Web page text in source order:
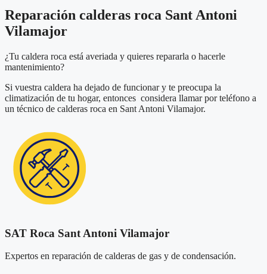
Reparación calderas roca Sant Antoni
Vilamajor
¿Tu caldera roca está averiada y quieres repararla o hacerle
mantenimiento?
Si vuestra caldera ha dejado de funcionar y te preocupa la
climatización de tu hogar, entonces considera llamar por teléfono a
un técnico de calderas roca en Sant Antoni Vilamajor.
SAT Roca Sant Antoni Vilamajor
Expertos en reparación de calderas de gas y de condensación.